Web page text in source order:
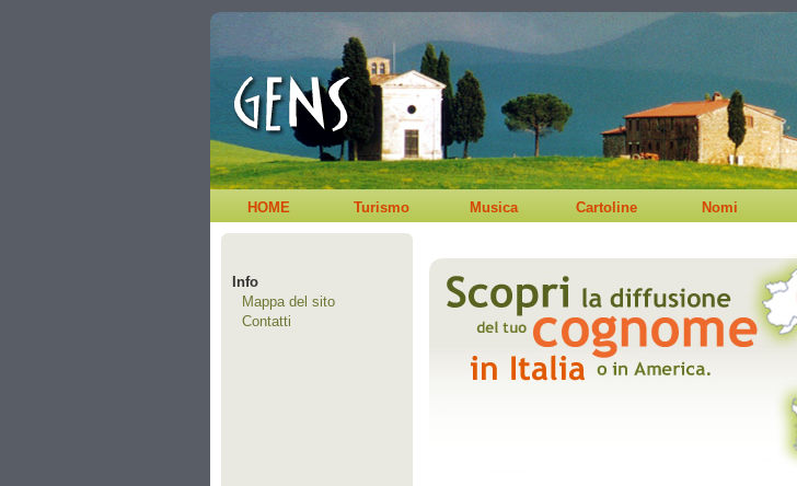
HOME Turismo Musica Cartoline Nomi
Info
Mappa del sito
Contatti